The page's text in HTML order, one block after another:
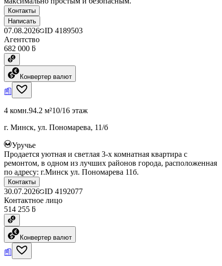
Контакты
Написать
07.08.2026 ID 4189503
Агентство
682 000 ƃ
Конвертер валют
4 комн.94.2 м²10/16 этаж
г. Минск, ул. Пономарева, 11/б
Уручье
Продается уютная и светлая 3-х комнатная квартира с
ремонтом, в одном из лучших районов города, расположенная
по адресу: г.Минск ул. Пономарева 11б.
Контакты
30.07.2026 ID 4192077
Контактное лицо
514 255 ƃ
Конвертер валют